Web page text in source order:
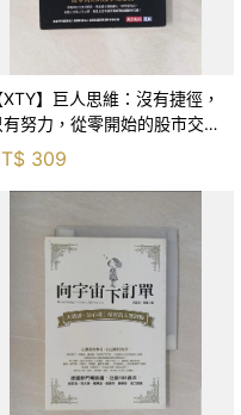
XTY】巨人思維：沒有捷徑，
有努力，從零開始的股市交易
_巨人傑
309